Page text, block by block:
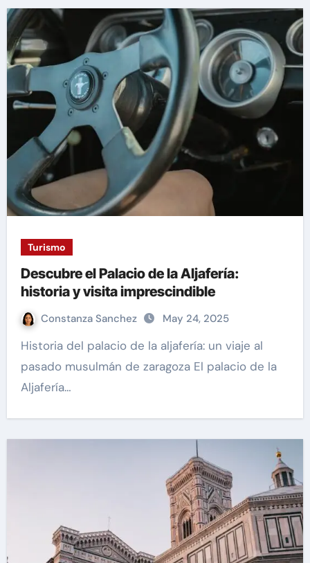
Turismo
Descubre el Palacio de la Aljafería:
historia y visita imprescindible
Constanza Sanchez May 24, 2025
Historia del palacio de la aljafería: un viaje al
pasado musulmán de zaragoza El palacio de la
Aljafería…